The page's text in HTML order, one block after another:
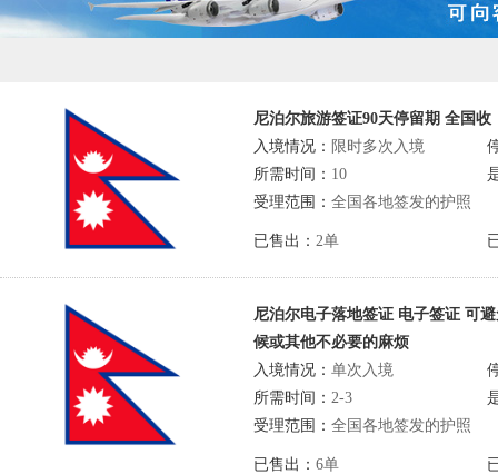
尼泊尔旅游签证90天停留期 全国收
入境情况： 限时多次入境
所需时间： 10
受理范围： 全国各地签发的护照
已售出： 2单
尼泊尔电子落地签证 电子签证 可
候或其他不必要的麻烦
入境情况： 单次入境
所需时间： 2-3
受理范围： 全国各地签发的护照
已售出： 6单